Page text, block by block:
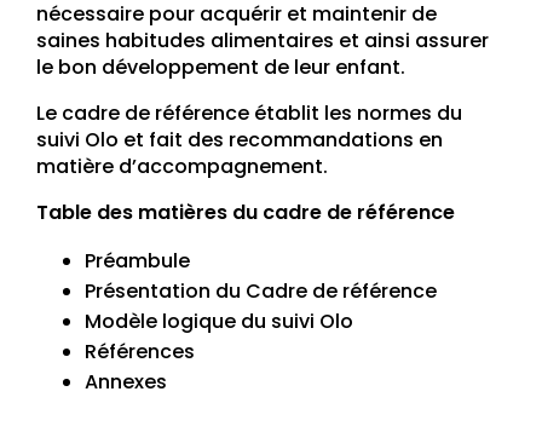
nécessaire pour acquérir et maintenir de
saines habitudes alimentaires et ainsi assurer
le bon développement de leur enfant.
Le cadre de référence établit les normes du
suivi Olo et fait des recommandations en
matière d’accompagnement.
Table des matières du cadre de référence
Préambule
Présentation du Cadre de référence
Modèle logique du suivi Olo
Références
Annexes